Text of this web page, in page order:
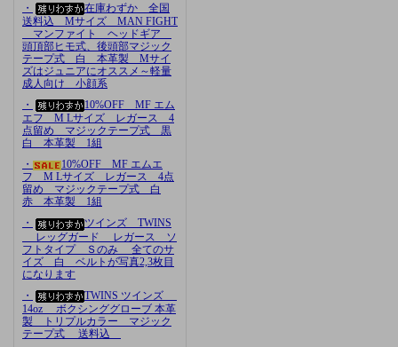
・
在庫わずか 全国
送料込 Mサイズ MAN FIGHT
マンファイト ヘッドギア
頭頂部ヒモ式、後頭部マジック
テープ式 白 本革製 Mサイ
ズはジュニアにオススメ～軽量
成人向け 小顔系
・
10%OFF MF エム
エフ M Lサイズ レガース 4
点留め マジックテープ式 黒
白 本革製 1組
・
10%OFF MF エムエ
フ M Lサイズ レガース 4点
留め マジックテープ式 白
赤 本革製 1組
・
ツインズ TWINS
レッグガード レガース ソ
フトタイプ Ｓのみ 全てのサ
イズ 白 ベルトが写真2,3枚目
になります
・
TWINS ツインズ
14oz ボクシンググローブ 本革
製 トリプルカラー マジック
テープ式 送料込